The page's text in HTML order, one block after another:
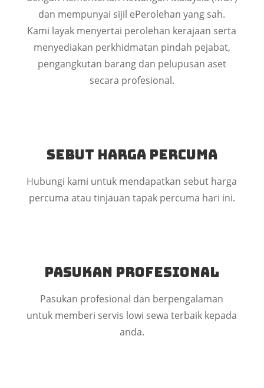
dan mempunyai sijil ePerolehan yang sah.
Kami layak menyertai perolehan kerajaan serta
menyediakan perkhidmatan pindah pejabat,
pengangkutan barang dan pelupusan aset
secara profesional.
Sebut Harga Percuma
Hubungi kami untuk mendapatkan sebut harga
percuma atau tinjauan tapak percuma hari ini.
Pasukan Profesional
Pasukan profesional dan berpengalaman
untuk memberi servis lowi sewa terbaik kepada
anda.